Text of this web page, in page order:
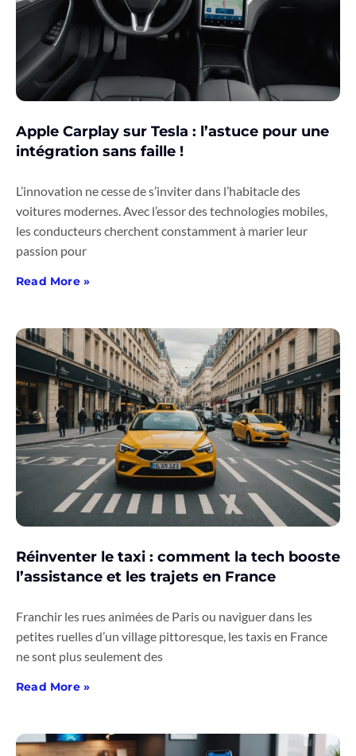
Apple Carplay sur Tesla : l’astuce pour une
intégration sans faille !
L’innovation ne cesse de s’inviter dans l’habitacle des
voitures modernes. Avec l’essor des technologies mobiles,
les conducteurs cherchent constamment à marier leur
passion pour
Read More »
Réinventer le taxi : comment la tech booste
l’assistance et les trajets en France
Franchir les rues animées de Paris ou naviguer dans les
petites ruelles d’un village pittoresque, les taxis en France
ne sont plus seulement des
Read More »